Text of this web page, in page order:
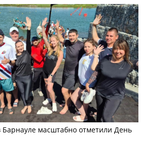
Барнауле масштабно отметили День